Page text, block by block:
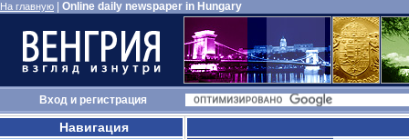
На главную Online daily newspaper in Hungary
Входи регистрация
Навигация